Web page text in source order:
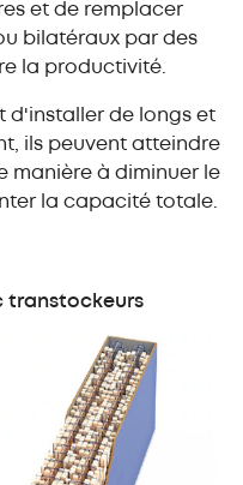
et de remplacer
bilatéraux par des
la productivité.
d'installer de longs et
ils peuvent atteindre
manière à diminuer le
la capacité totale.
transtockeurs